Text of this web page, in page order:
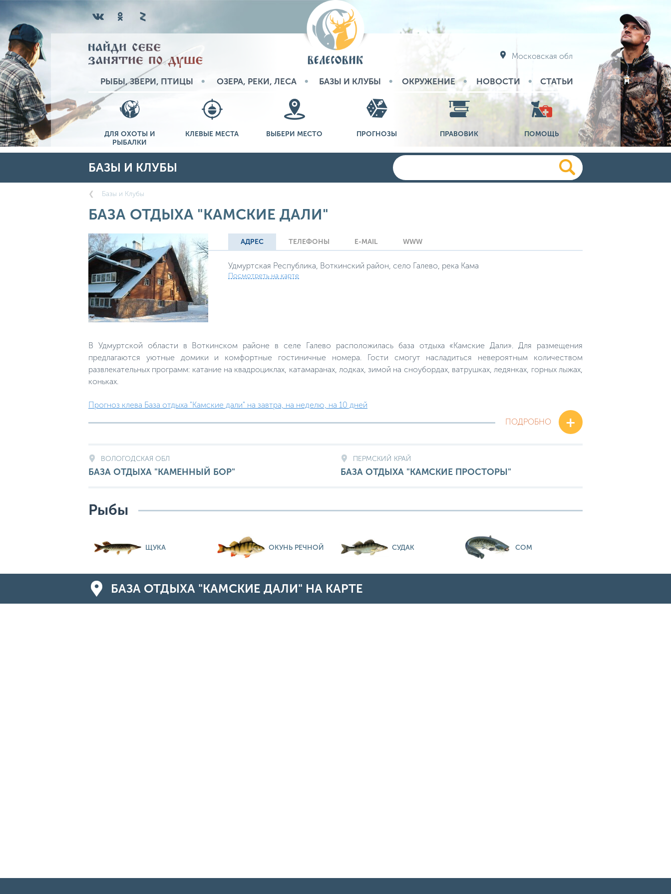
Московская обл
РЫБЫ, ЗВЕРИ, ПТИЦЫ ОЗЕРА, РЕКИ, ЛЕСА БАЗЫ И КЛУБЫ ОКРУЖЕНИЕ НОВОСТИ СТАТЬИ
ДЛЯ ОХОТЫ И
РЫБАЛКИ
КЛЕВЫЕ МЕСТА ВЫБЕРИ МЕСТО ПРОГНОЗЫ ПРАВОВИК ПОМОЩЬ
БАЗЫ И КЛУБЫ
Базы и Клубы
БАЗА ОТДЫХА "КАМСКИЕ ДАЛИ"
АДРЕС ТЕЛЕФОНЫ E-MAIL WWW
Удмуртская Республика, Воткинский район, село Галево, река Кама
Посмотреть на карте
В Удмуртской области в Воткинском районе в селе Галево расположилась база отдыха «Камские Дали». Для размещения
предлагаются уютные домики и комфортные гостиничные номера. Гости смогут насладиться невероятным количеством
развлекательных программ: катание на квадроциклах, катамаранах, лодках, зимой на сноубордах, ватрушках, ледянках, горных лыжах,
коньках.
Прогноз клева База отдыха "Камские дали" на завтра, на неделю, на 10 дней
ПОДРОБНО
+
ВОЛОГОДСКАЯ ОБЛ
БАЗА ОТДЫХА "КАМЕННЫЙ БОР"
ПЕРМСКИЙ КРАЙ
БАЗА ОТДЫХА "КАМСКИЕ ПРОСТОРЫ"
Рыбы
ЩУКА ОКУНЬ РЕЧНОЙ СУДАК СОМ
БАЗА ОТДЫХА "КАМСКИЕ ДАЛИ" НА КАРТЕ